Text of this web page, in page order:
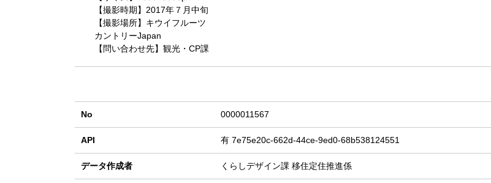
【撮影時期】2017年７月中旬
【撮影場所】キウイフルーツ
カントリーJapan
【問い合わせ先】観光・CP課
No 0000011567
API 有 7e75e20c-662d-44ce-9ed0-68b538124551
データ作成者 くらしデザイン課 移住定住推進係